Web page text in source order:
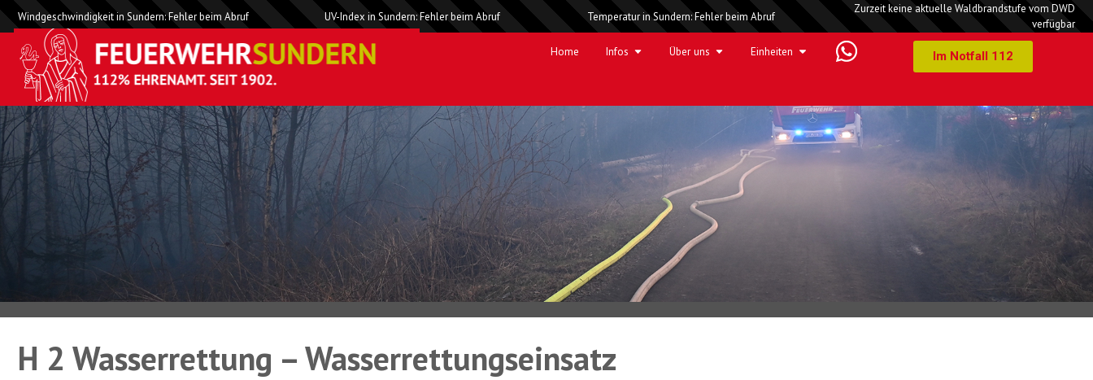
Windgeschwindigkeit in Sundern: Fehler beim Abruf UV-Index in Sundern: Fehler beim Abruf Temperatur in Sundern: Fehler beim Abruf
Zurzeit keine aktuelle Waldbrandstufe vom DWD
verfügbar
Home Infos Über uns Einheiten Im Notfall 112
H 2 Wasserrettung – Wasserrettungseinsatz